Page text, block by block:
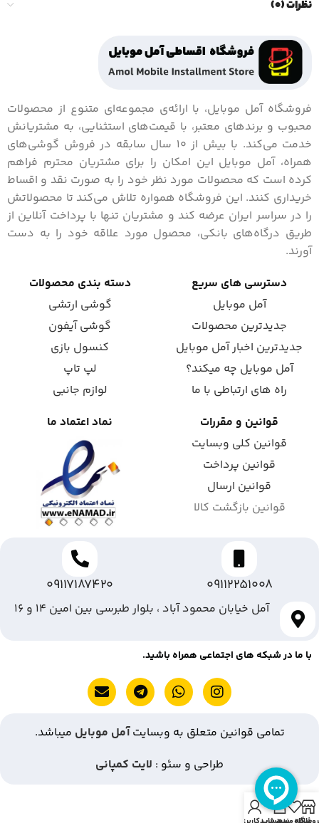
نظرات (0)
فروشگاه آمل موبایل، با ارائه‌ی مجموعه‌ای متنوع از محصولات
محبوب و برندهای معتبر، با قیمت‌های استثنایی، به مشتریانش
خدمت می‌کند. با بیش از 10 سال سابقه در فروش گوشی‌های
همراه، آمل موبایل این امکان را برای مشتریان محترم فراهم
کرده است که محصولات مورد نظر خود را به صورت نقد و اقساط
خریداری کنند. این فروشگاه همواره تلاش می‌کند تا محصولاتش
را در سراسر ایران عرضه کند و مشتریان تنها با پرداخت آنلاین از
طریق درگاه‌های بانکی، محصول مورد علاقه خود را به دست
آورند.
دسترسی های سریع
آمل موبایل
جدیدترین محصولات
جدیدترین اخبار آمل موبایل
آمل موبایل چه میکند؟
راه های ارتباطی با ما
دسته بندی محصولات
گوشی ارتشی
گوشی آیفون
کنسول بازی
لپ تاپ
لوازم جانبی
قوانین و مقررات
قوانین کلی وبسایت
قوانین پرداخت
قوانین ارسال
قوانین بازگشت کالا
نماد اعتماد ما
09112251008
09117187420
آمل خیابان محمود آباد ، بلوار طبرسی بین امین ۱۴ و ۱۶
با ما در شبکه های اجتماعی همراه باشید.
تمامی قوانین متعلق به وبسایتآمل موبایل میباشد.
طراحی و سئو : لایت کمپانی